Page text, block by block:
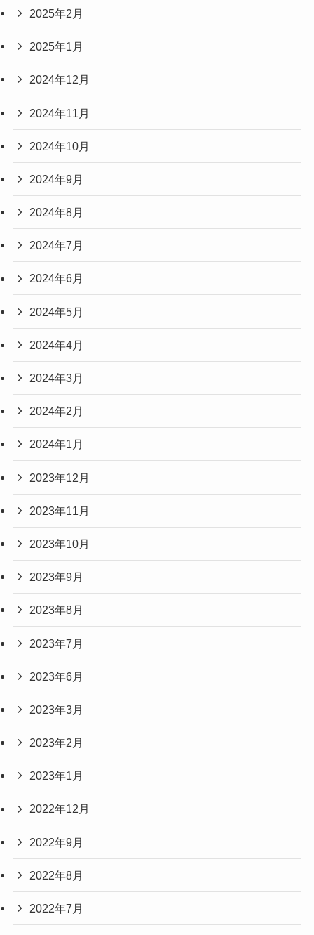
2025年2月
2025年1月
2024年12月
2024年11月
2024年10月
2024年9月
2024年8月
2024年7月
2024年6月
2024年5月
2024年4月
2024年3月
2024年2月
2024年1月
2023年12月
2023年11月
2023年10月
2023年9月
2023年8月
2023年7月
2023年6月
2023年3月
2023年2月
2023年1月
2022年12月
2022年9月
2022年8月
2022年7月